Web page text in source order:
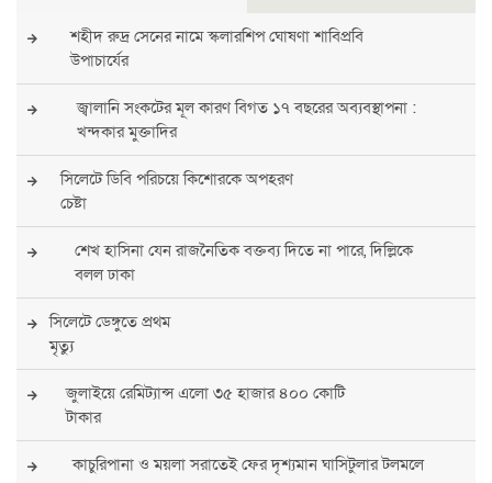
শহীদ রুদ্র সেনের নামে স্কলারশিপ ঘোষণা শাবিপ্রবি
উপাচার্যের
জ্বালানি সংকটের মূল কারণ বিগত ১৭ বছরের অব্যবস্থাপনা :
খন্দকার মুক্তাদির
সিলেটে ডিবি পরিচয়ে কিশোরকে অপহরণ
চেষ্টা
শেখ হাসিনা যেন রাজনৈতিক বক্তব্য দিতে না পারে, দিল্লিকে
বলল ঢাকা
সিলেটে ডেঙ্গুতে প্রথম
মৃত্যু
জুলাইয়ে রেমিট্যান্স এলো ৩৫ হাজার ৪০০ কোটি
টাকার
কাচুরিপানা ও ময়লা সরাতেই ফের দৃশ্যমান ঘাসিটুলার টলমলে